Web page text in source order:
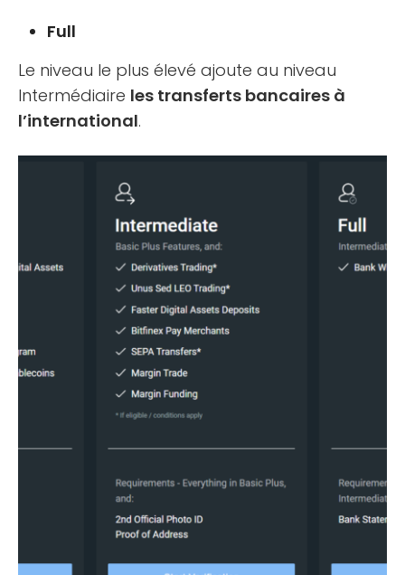
Full
Le niveau le plus élevé ajoute au niveau
Intermédiaire les transferts bancaires à
l’international.